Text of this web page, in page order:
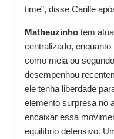
time”, disse Carille
Matheuzinhotem
centralizado,
como meia ou
desempenhou
ele tenha liberdade
elemento surpresa no
encaixar essa
equilíbrio defensivo.